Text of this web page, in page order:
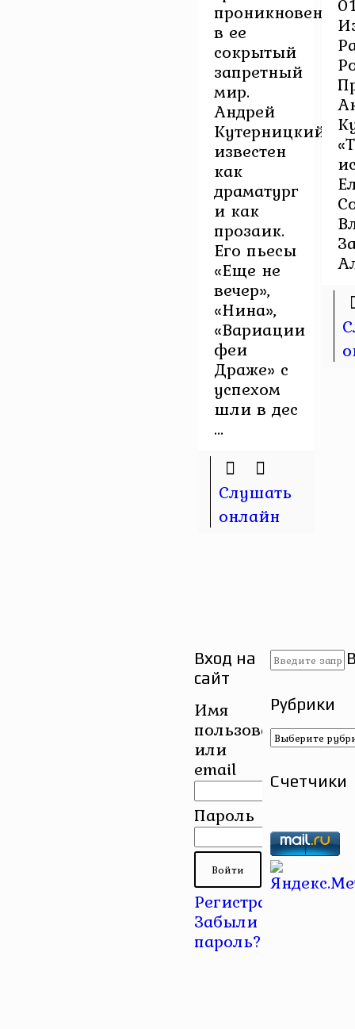
проникновении
в ее
сокрытый
запретный
мир.
Андрей
Кутерницкий
известен
как
драматург
и как
прозаик.
Его пьесы
«Еще не
вечер»,
«Нина»,
«Вариации
феи
Драже» с
успехом
шли в дес
...
Слушать
онлайн
Вход на
сайт
Имя
пользователя
или
email
Пароль
Регистрация
Забыли
пароль?
Рубрики
Рубрики
Счетчики